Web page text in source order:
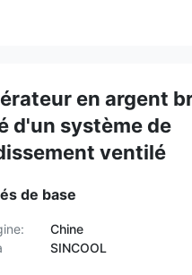
en argent
d'un système de
ventilé
de base
Chine
SINCOOL